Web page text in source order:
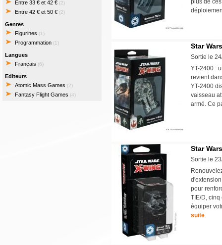
Entre 33 € et 42 € (2)
Entre 42 € et 50 € (2)
Genres
Figurines (1)
Programmation (1)
Langues
Français (6)
Editeurs
Atomic Mass Games (2)
Fantasy Flight Games (4)
plus de
Star
Sortie le
YT-2400 :
revient
YT-2400
vaisseau
armé. Ce
Star
Sortie le
pour
TIE/D,
équiper
suite